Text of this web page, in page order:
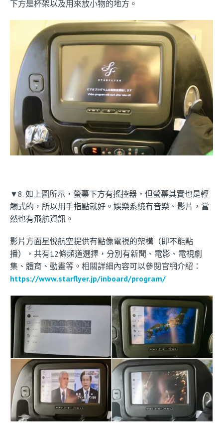
下方是杯架以及用來放小物的地方。
▼8. 如上圖所示，螢幕下方有搖控器，但螢幕其實也是輕
觸式的，所以用手指點就好。娛樂系統有音樂、影片，當
然也有飛航資訊。
影片方面星悅航空提供有點像電視的架構（即不能點
播），共有12條頻道選擇，分別有新聞、電影、電視劇
集、體育、動畫等。相關詳細內容可以參閱官網介紹：
https://www.starflyer.jp/inboard/program/